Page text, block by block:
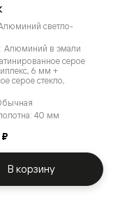
светло-
Алюминий в эмали
серое
6 мм +
серое стекло,
40 мм
В корзину